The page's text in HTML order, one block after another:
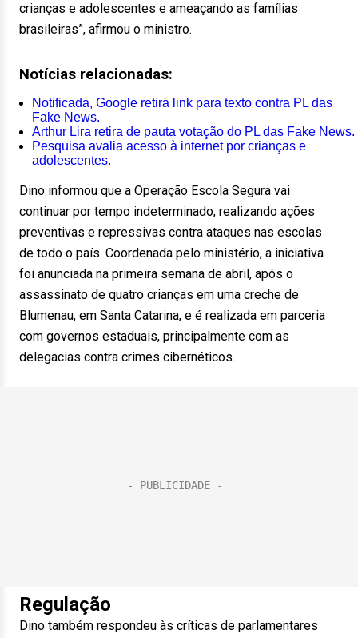
crianças e adolescentes e ameaçando as famílias
brasileiras”, afirmou o ministro.
Notícias relacionadas:
Notificada, Google retira link para texto contra PL das
Fake News.
Arthur Lira retira de pauta votação do PL das Fake News.
Pesquisa avalia acesso à internet por crianças e
adolescentes.
Dino informou que a Operação Escola Segura vai
continuar por tempo indeterminado, realizando ações
preventivas e repressivas contra ataques nas escolas
de todo o país. Coordenada pelo ministério, a iniciativa
foi anunciada na primeira semana de abril, após o
assassinato de quatro crianças em uma creche de
Blumenau, em Santa Catarina, e é realizada em parceria
com governos estaduais, principalmente com as
delegacias contra crimes cibernéticos.
Regulação
Dino também respondeu às críticas de parlamentares